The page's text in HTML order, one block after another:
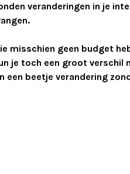
veranderingen in je
misschien geen budget
je toch een groot verschil
een beetje verandering